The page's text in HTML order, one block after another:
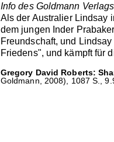
Info des Goldmann
Als der Australier Lindsay
dem jungen Inder
Freundschaft, und
Friedens", und kämpft für
Gregory David Roberts:
Goldmann, 2008), 1087 S.,